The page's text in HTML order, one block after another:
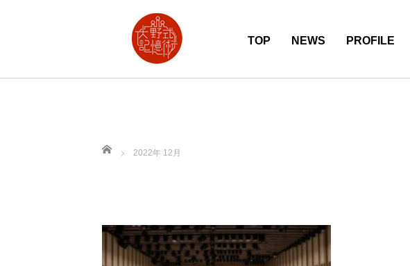
TOP NEWS PROFILE
ホーム
2022年 12月